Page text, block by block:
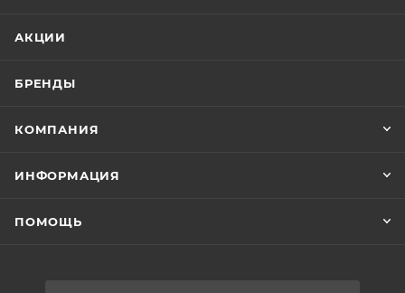
АКЦИИ
БРЕНДЫ
КОМПАНИЯ
ИНФОРМАЦИЯ
ПОМОЩЬ